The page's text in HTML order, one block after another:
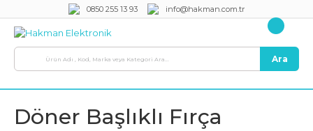
0850 255 13 93 info@hakman.com.tr
Ara
Döner Başlıklı Fırça